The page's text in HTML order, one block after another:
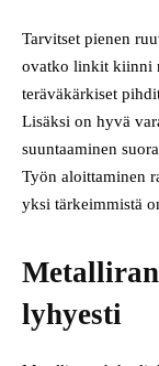
Tarvitset pienen
ovatko linkit kiinni
teräväkärkiset
Lisäksi on hyvä
suuntaaminen
Työn aloittaminen
yksi tärkeimmistä
lyhyesti